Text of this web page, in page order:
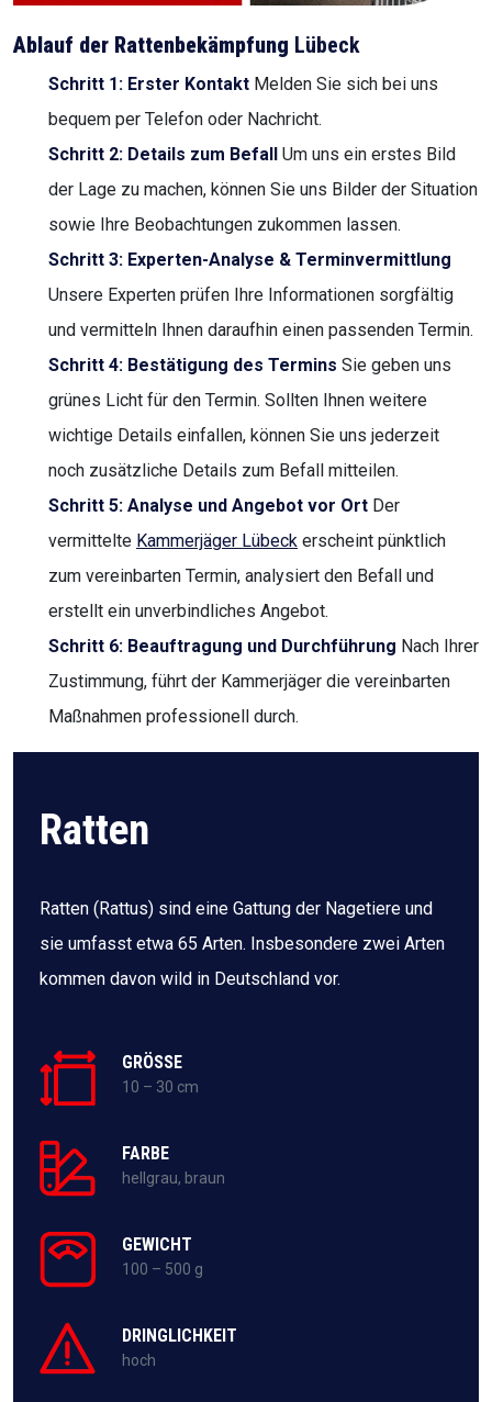
Ablauf der Rattenbekämpfung Lübeck
Schritt 1: Erster Kontakt Melden Sie sich bei uns
bequem per Telefon oder Nachricht.
Schritt 2: Details zum Befall Um uns ein erstes Bild
der Lage zu machen, können Sie uns Bilder der Situation
sowie Ihre Beobachtungen zukommen lassen.
Schritt 3: Experten-Analyse & Terminvermittlung
Unsere Experten prüfen Ihre Informationen sorgfältig
und vermitteln Ihnen daraufhin einen passenden Termin.
Schritt 4: Bestätigung des Termins Sie geben uns
grünes Licht für den Termin. Sollten Ihnen weitere
wichtige Details einfallen, können Sie uns jederzeit
noch zusätzliche Details zum Befall mitteilen.
Schritt 5: Analyse und Angebot vor Ort Der
vermittelte Kammerjäger Lübeck erscheint pünktlich
zum vereinbarten Termin, analysiert den Befall und
erstellt ein unverbindliches Angebot.
Schritt 6: Beauftragung und Durchführung Nach Ihrer
Zustimmung, führt der Kammerjäger die vereinbarten
Maßnahmen professionell durch.
Ratten
Ratten (Rattus) sind eine Gattung der Nagetiere und
sie umfasst etwa 65 Arten. Insbesondere zwei Arten
kommen davon wild in Deutschland vor.
GRÖSSE
10 – 30 cm
FARBE
hellgrau, braun
GEWICHT
100 – 500 g
DRINGLICHKEIT
hoch